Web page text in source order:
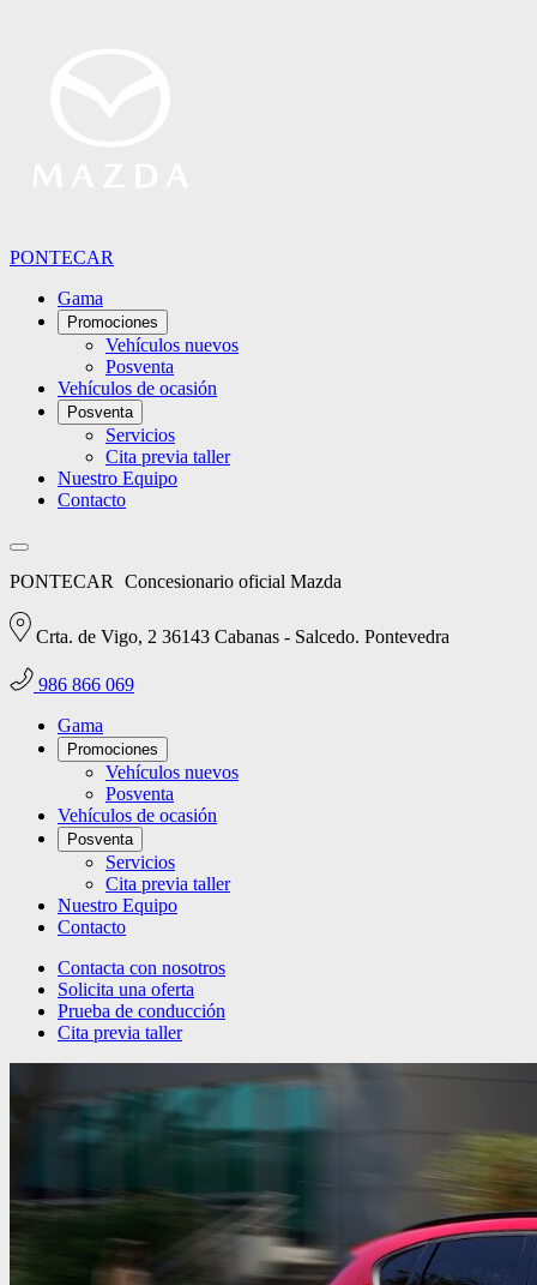
PONTECAR
Gama
Promociones
Vehículos nuevos
Posventa
Vehículos de ocasión
Posventa
Servicios
Cita previa taller
Nuestro Equipo
Contacto
PONTECAR Concesionario oficial Mazda
Crta. de Vigo, 2 36143 Cabanas - Salcedo. Pontevedra
986 866 069
Gama
Promociones
Vehículos nuevos
Posventa
Vehículos de ocasión
Posventa
Servicios
Cita previa taller
Nuestro Equipo
Contacto
Contacta con nosotros
Solicita una oferta
Prueba de conducción
Cita previa taller